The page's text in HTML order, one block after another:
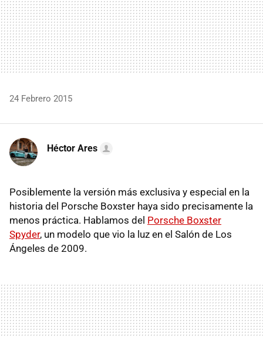
24 Febrero 2015
Héctor Ares
Posiblemente la versión más exclusiva y especial en la
historia del Porsche Boxster haya sido precisamente la
menos práctica. Hablamos del Porsche Boxster
Spyder, un modelo que vio la luz en el Salón de Los
Ángeles de 2009.